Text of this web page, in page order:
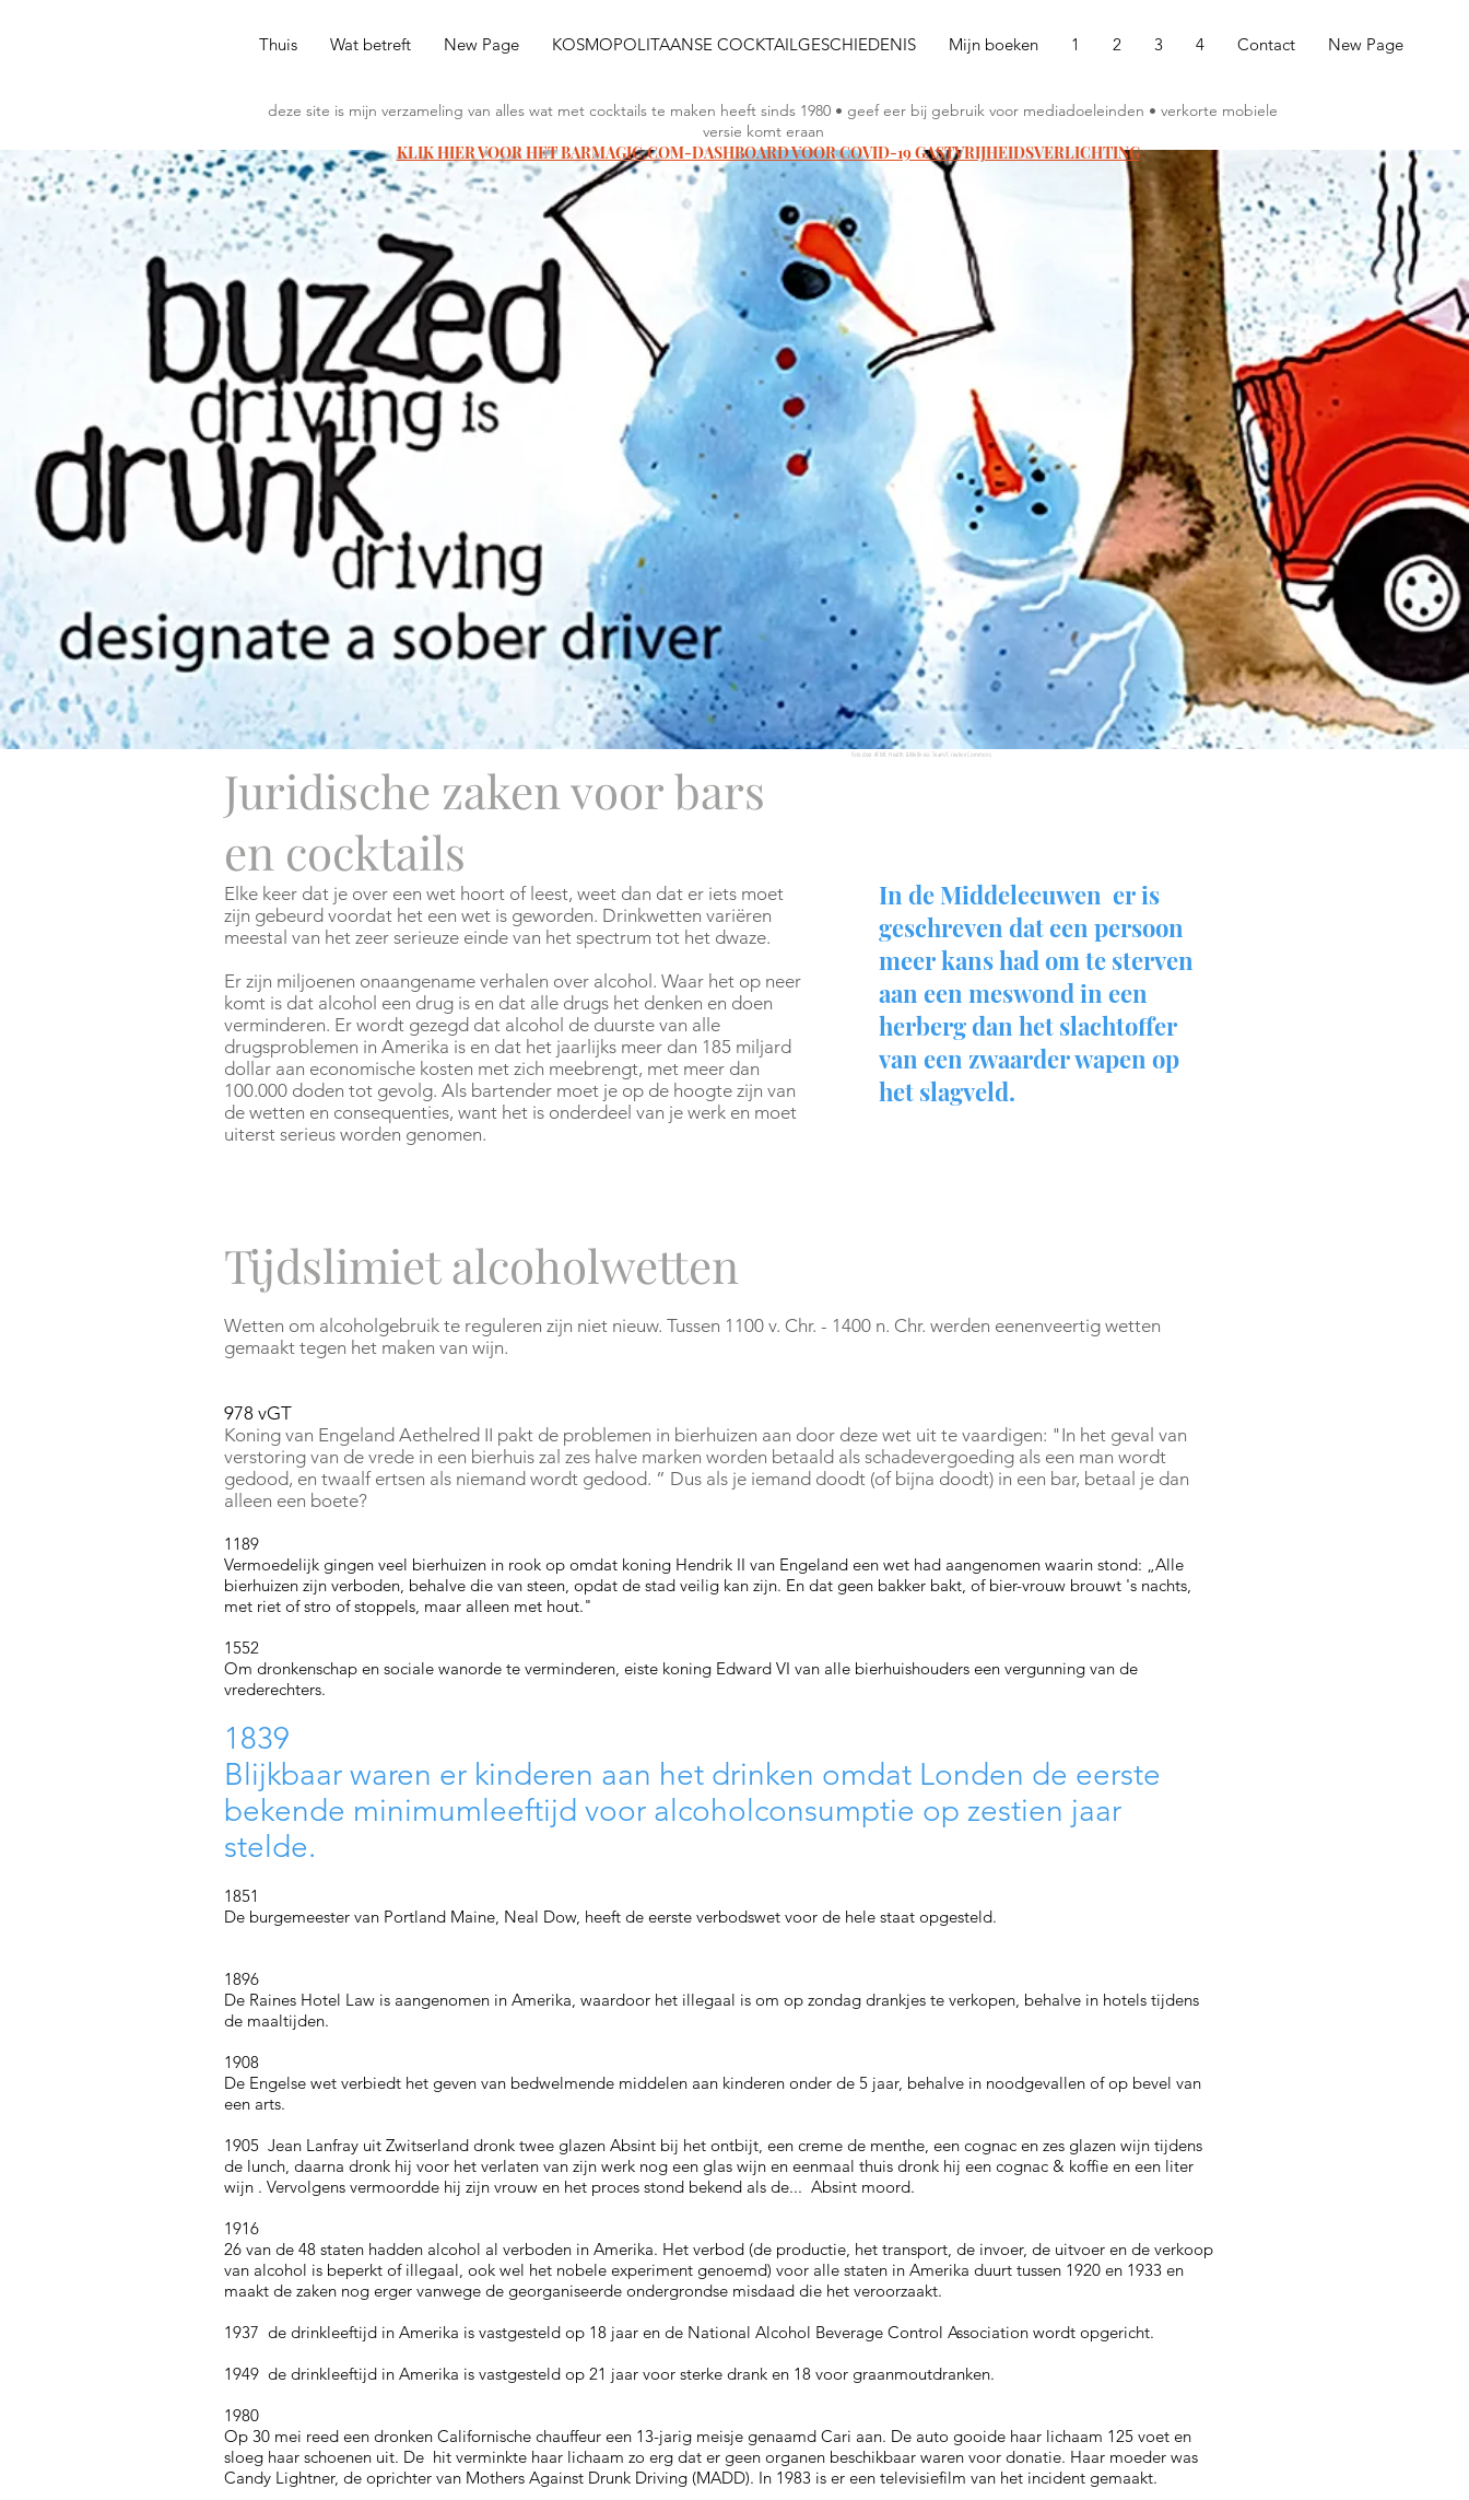
Thuis Wat betreft New Page KOSMOPOLITAANSE COCKTAILGESCHIEDENIS Mijn boeken 1 2 3 4 Contact New Page
deze site is mijn verzameling van alles wat met cocktails te maken heeft sinds 1980 • geef eer bij gebruik voor mediadoeleinden • verkorte mobiele
versie komt eraan
KLIK HIER VOOR HET BARMAGIC.COM-DASHBOARD VOOR COVID-19 GASTVRIJHEIDSVERLICHTING
Foto door AFMC Health & Wellness Team/Creative Commons
Juridische zaken voor bars
en cocktails
Elke keer dat je over een wet hoort of leest, weet dan dat er iets moet
zijn gebeurd voordat het een wet is geworden. Drinkwetten variëren
meestal van het zeer serieuze einde van het spectrum tot het dwaze.
Er zijn miljoenen onaangename verhalen over alcohol. Waar het op neer
komt is dat alcohol een drug is en dat alle drugs het denken en doen
verminderen. Er wordt gezegd dat alcohol de duurste van alle
drugsproblemen in Amerika is en dat het jaarlijks meer dan 185 miljard
dollar aan economische kosten met zich meebrengt, met meer dan
100.000 doden tot gevolg. Als bartender moet je op de hoogte zijn van
de wetten en consequenties, want het is onderdeel van je werk en moet
uiterst serieus worden genomen.
Tijdslimiet alcoholwetten
In de Middeleeuwen er is
geschreven dat een persoon
meer kans had om te sterven
aan een meswond in een
herberg dan het slachtoffer
van een zwaarder wapen op
het slagveld.
Wetten om alcoholgebruik te reguleren zijn niet nieuw. Tussen 1100 v. Chr. - 1400 n. Chr. werden eenenveertig wetten
gemaakt tegen het maken van wijn.
978 vGT
Koning van Engeland Aethelred II pakt de problemen in bierhuizen aan door deze wet uit te vaardigen: "In het geval van
verstoring van de vrede in een bierhuis zal zes halve marken worden betaald als schadevergoeding als een man wordt
gedood, en twaalf ertsen als niemand wordt gedood. ” Dus als je iemand doodt (of bijna doodt) in een bar, betaal je dan
alleen een boete?
1189
Vermoedelijk gingen veel bierhuizen in rook op omdat koning Hendrik II van Engeland een wet had aangenomen waarin stond: „Alle
bierhuizen zijn verboden, behalve die van steen, opdat de stad veilig kan zijn. En dat geen bakker bakt, of bier-vrouw brouwt 's nachts,
met riet of stro of stoppels, maar alleen met hout."
1552
Om dronkenschap en sociale wanorde te verminderen, eiste koning Edward VI van alle bierhuishouders een vergunning van de
vrederechters.
1839
Blijkbaar waren er kinderen aan het drinken omdat Londen de eerste
bekende minimumleeftijd voor alcoholconsumptie op zestien jaar
stelde.
1851
De burgemeester van Portland Maine, Neal Dow, heeft de eerste verbodswet voor de hele staat opgesteld.
1896
De Raines Hotel Law is aangenomen in Amerika, waardoor het illegaal is om op zondag drankjes te verkopen, behalve in hotels tijdens
de maaltijden.
1908
De Engelse wet verbiedt het geven van bedwelmende middelen aan kinderen onder de 5 jaar, behalve in noodgevallen of op bevel van
een arts.
1905 Jean Lanfray uit Zwitserland dronk twee glazen Absint bij het ontbijt, een creme de menthe, een cognac en zes glazen wijn tijdens
de lunch, daarna dronk hij voor het verlaten van zijn werk nog een glas wijn en eenmaal thuis dronk hij een cognac & koffie en een liter
wijn . Vervolgens vermoordde hij zijn vrouw en het proces stond bekend als de... Absint moord.
1916
26 van de 48 staten hadden alcohol al verboden in Amerika. Het verbod (de productie, het transport, de invoer, de uitvoer en de verkoop
van alcohol is beperkt of illegaal, ook wel het nobele experiment genoemd) voor alle staten in Amerika duurt tussen 1920 en 1933 en
maakt de zaken nog erger vanwege de georganiseerde ondergrondse misdaad die het veroorzaakt.
1937 de drinkleeftijd in Amerika is vastgesteld op 18 jaar en de National Alcohol Beverage Control Association wordt opgericht.
1949 de drinkleeftijd in Amerika is vastgesteld op 21 jaar voor sterke drank en 18 voor graanmoutdranken.
1980
Op 30 mei reed een dronken Californische chauffeur een 13-jarig meisje genaamd Cari aan. De auto gooide haar lichaam 125 voet en
sloeg haar schoenen uit. De hit verminkte haar lichaam zo erg dat er geen organen beschikbaar waren voor donatie. Haar moeder was
Candy Lightner, de oprichter van Mothers Against Drunk Driving (MADD). In 1983 is er een televisiefilm van het incident gemaakt.